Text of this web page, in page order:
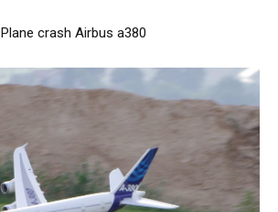
Plane crash Airbus a380